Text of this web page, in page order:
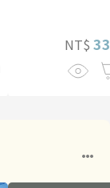
NT$